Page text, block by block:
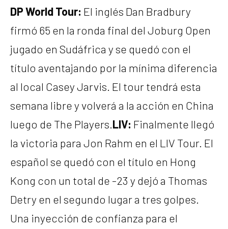
DP World Tour: El inglés Dan Bradbury
firmó 65 en la ronda final del Joburg Open
jugado en Sudáfrica y se quedó con el
título aventajando por la mínima diferencia
al local Casey Jarvis. El tour tendrá esta
semana libre y volverá a la acción en China
luego de The Players. LIV: Finalmente llegó
la victoria para Jon Rahm en el LIV Tour. El
español se quedó con el título en Hong
Kong con un total de -23 y dejó a Thomas
Detry en el segundo lugar a tres golpes.
Una inyección de confianza para el